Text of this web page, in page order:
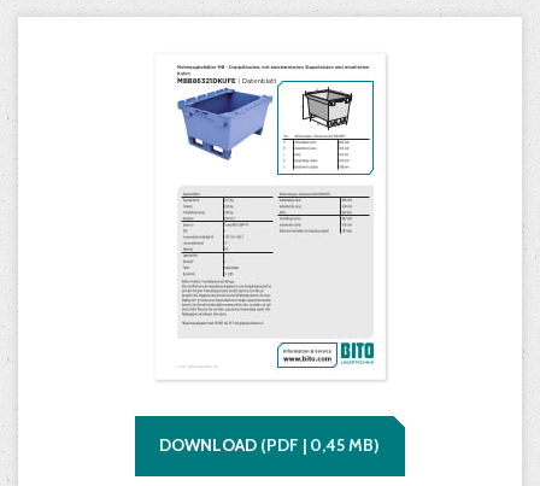
DOWNLOAD (PDF | 0,45MB)